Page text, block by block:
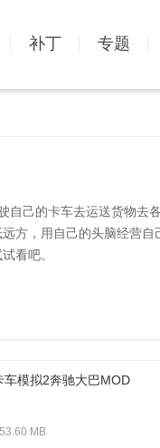
补丁 专题
己的卡车去运送货物去
方，用自己的头脑经营自
看吧。
车模拟2奔驰大巴MOD
MB